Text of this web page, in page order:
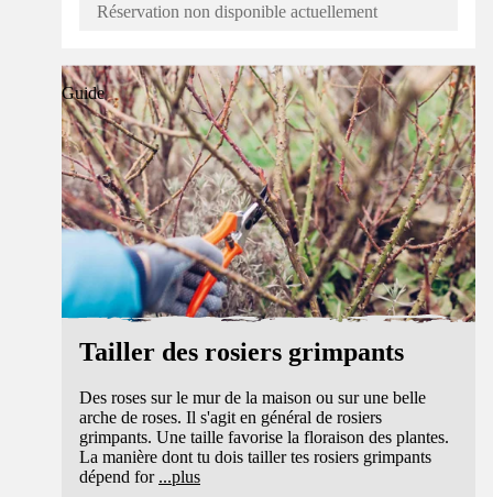
Réservation non disponible actuellement
Guide
Tailler des rosiers grimpants
Des roses sur le mur de la maison ou sur une belle
arche de roses. Il s'agit en général de rosiers
grimpants. Une taille favorise la floraison des plantes.
La manière dont tu dois tailler tes rosiers grimpants
dépend for ...plus